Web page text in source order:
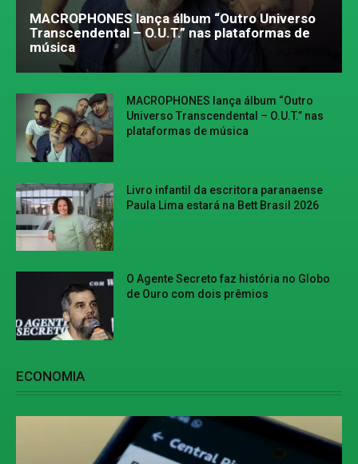
MACROPHONES lança álbum “Outro Universo
Transcendental – O.U.T.” nas plataformas de
música
MACROPHONES lança álbum “Outro
Universo Transcendental – O.U.T.” nas
plataformas de música
Livro infantil da escritora paranaense
Paula Lima estará na Bett Brasil 2026
O Agente Secreto faz história no Globo
de Ouro com dois prêmios
ECONOMIA